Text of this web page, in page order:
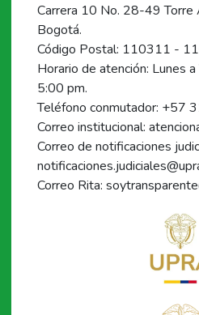
Carrera 10 No. 28-49
Bogotá.
Código Postal: 110311 -
Horario de atención: Lunes
5:00 pm.
Teléfono conmutador: +57
Correo institucional:
Correo de notificaciones
Correo Rita: